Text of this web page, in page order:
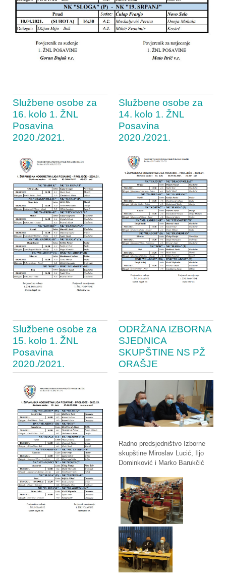
Službene osobe za
16. kolo 1. ŽNL
Posavina
2020./2021.
Službene osobe za
14. kolo 1. ŽNL
Posavina
2020./2021.
Službene osobe za
15. kolo 1. ŽNL
Posavina
2020./2021.
ODRŽANA IZBORNA
SJEDNICA
SKUPŠTINE NS PŽ
ORAŠJE
Radno predsjedništvo Izborne
skupštine Miroslav Lucić, Iljo
Dominković i Marko Barukčić